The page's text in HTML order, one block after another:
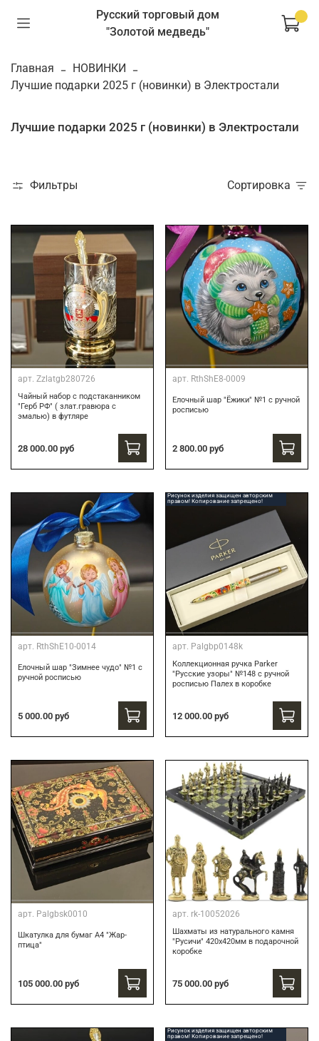
Русский торговый дом
"Золотой медведь"
Главная
НОВИНКИ
Лучшие подарки 2025 г (новинки) в Электростали
Лучшие подарки 2025 г (новинки) в Электростали
Фильтры Сортировка
арт. Zzlatgb280726
Чайный набор с подстаканником
"Герб РФ" ( злат.гравюра с
эмалью) в футляре
28 000.00 руб
арт. RthShE8-0009
Елочный шар "Ёжики" №1 с ручной
росписью
2 800.00 руб
арт. RthShE10-0014
Елочный шар "Зимнее чудо" №1 с
ручной росписью
5 000.00 руб
Рисунок изделия защищен авторским
правом! Копирование запрещено!
арт. Palgbp0148k
Коллекционная ручка Parker
"Русские узоры" №148 с ручной
росписью Палех в коробке
12 000.00 руб
арт. Palgbsk0010
Шкатулка для бумаг А4 "Жар-
птица"
105 000.00 руб
арт. rk-10052026
Шахматы из натурального камня
"Русичи" 420х420мм в подарочной
коробке
75 000.00 руб
Рисунок изделия защищен авторским
правом! Копирование запрещено!